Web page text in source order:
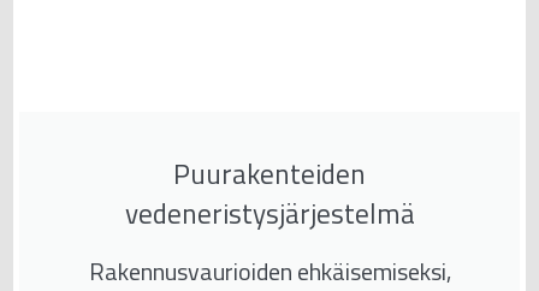
Puurakenteiden
vedeneristysjärjestelmä
Rakennusvaurioiden ehkäisemiseksi,